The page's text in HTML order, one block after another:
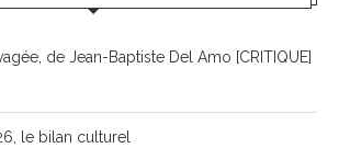
de Jean-Baptiste Del Amo [CRITIQUE]
le bilan culturel